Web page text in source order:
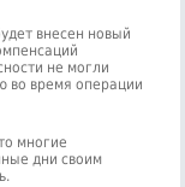
внесен новый
не могли
во время операции
многие
дни своим